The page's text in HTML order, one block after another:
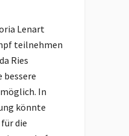
Lenart
teilnehmen
Ries
bessere
In
könnte
die